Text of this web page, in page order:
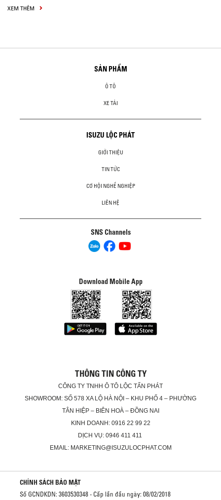
XEM THÊM
SẢN PHẨM
Ô TÔ
XE TẢI
ISUZU LỘC PHÁT
GIỚI THIỆU
TIN TỨC
CƠ HỘI NGHỀ NGHIỆP
LIÊN HỆ
SNS Channels
Download Mobile App
THÔNG TIN CÔNG TY
CÔNG TY TNHH Ô TÔ LỘC TẤN PHÁT
SHOWROOM: SỐ 578 XA LỘ HÀ NỘI – KHU PHỐ 4 – PHƯỜNG
TÂN HIỆP – BIÊN HOÀ – ĐỒNG NAI
KINH DOANH: 0916 22 99 22
DỊCH VỤ: 0946 411 411
EMAIL: MARKETING@ISUZULOCPHAT.COM
CHÍNH SÁCH BẢO MẬT
Số GCNDKDN: 3603530348 - Cấp lần đầu ngày: 08/02/2018